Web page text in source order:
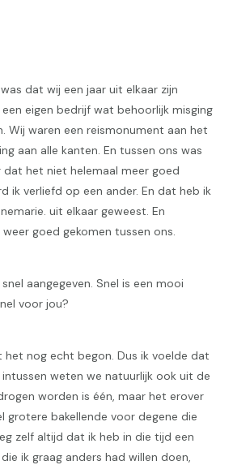
dat wij een jaar uit elkaar zijn
eigen bedrijf wat behoorlijk misging
Wij waren een reismonument aan het
aan alle kanten. En tussen ons was
het niet helemaal meer goed
ik verliefd op een ander. En dat heb ik
uit elkaar geweest. En
goed gekomen tussen ons.
aangegeven. Snel is een mooi
voor jou?
het nog echt begon. Dus ik voelde dat
weten we natuurlijk ook uit de
worden is één, maar het erover
grotere bakellende voor degene die
zelf altijd dat ik heb in die tijd een
ik graag anders had willen doen,